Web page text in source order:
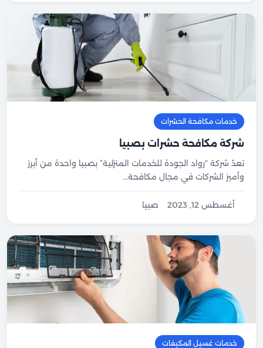
خدمات مكافحة الحشرات
شركة مكافحة حشرات بصبيا
تعدّ شركة “رواد الجودة للخدمات المنزلية” بصبيا واحدة من أبرز
وأميز الشركات في مجال مكافحة...
أغسطس 12, 2023 صبيا
خدمات غسيل المكيفات